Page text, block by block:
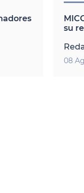
su
de
08